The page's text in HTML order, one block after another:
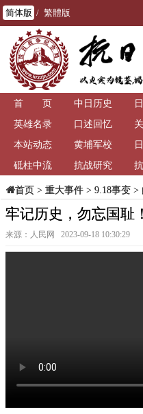
简体版 / 繁體版
首 页 中日历史
英雄名录
口述回忆
本站动态
黄埔军校
砥柱中流
抗战研究
首页> 重大事件> 9.18事变>
牢记历史，勿忘国耻
来源：人民网 2023-09-18 10:30:29